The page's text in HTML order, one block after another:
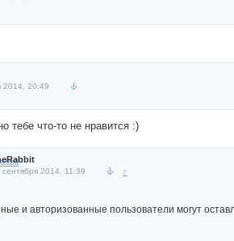
2014, 20:49
тебе что-то не нравится :)
сентября 2014, 11:39 ↑
и авторизованные пользователи могут